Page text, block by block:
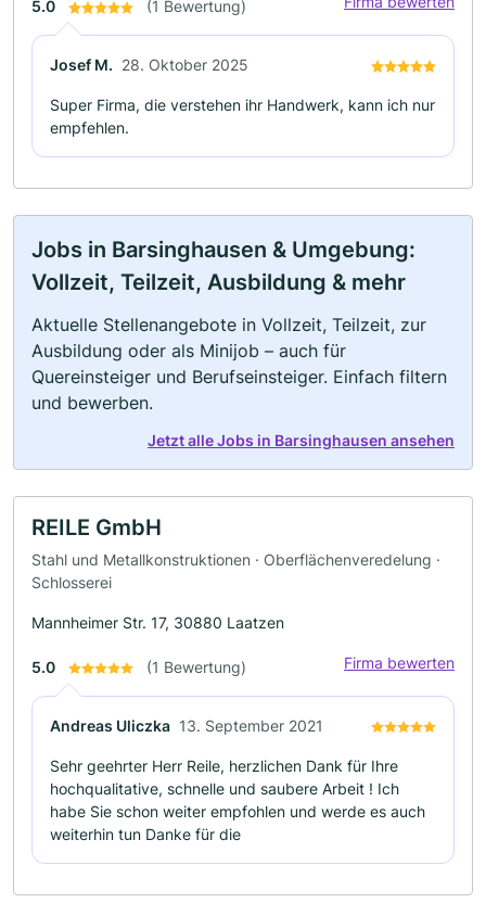
5.0 (1 Bewertung)
Josef M. 28. Oktober 2025
Super Firma, die verstehen ihr Handwerk, kann ich nur
empfehlen.
Jobs in Barsinghausen & Umgebung:
Vollzeit, Teilzeit, Ausbildung & mehr
Aktuelle Stellenangebote in Vollzeit, Teilzeit, zur
Ausbildung oder als Minijob – auch für
Quereinsteiger und Berufseinsteiger. Einfach filtern
und bewerben.
Jetzt alle Jobs in Barsinghausen ansehen
REILE GmbH
Stahl und Metallkonstruktionen · Oberflächenveredelung ·
Schlosserei
Mannheimer Str. 17, 30880 Laatzen
5.0 (1 Bewertung) Firma bewerten
Andreas Uliczka 13. September 2021
Sehr geehrter Herr Reile, herzlichen Dank für Ihre
hochqualitative, schnelle und saubere Arbeit ! Ich
habe Sie schon weiter empfohlen und werde es auch
weiterhin tun Danke für die